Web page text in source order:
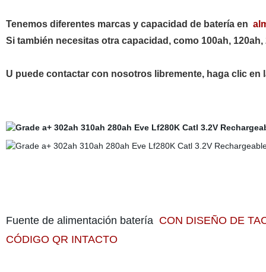
Tenemos diferentes marcas y capacidad de batería en
Si también necesitas otra capacidad, como 100ah,
U puede contactar con nosotros libremente, haga clic en
Fuente de alimentación batería CON DISEÑO DE
CÓDIGO QR INTACTO